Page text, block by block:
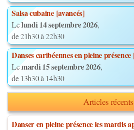
Salsa cubaine [avancés]
Lelundi 14 septembre 2026,
de 21h30 à 22h30
Danses caribéennes en pleine
Lemardi 15 septembre 2026,
de 13h30 à 14h30
Articles récents
Danser en pleine présence les mardis